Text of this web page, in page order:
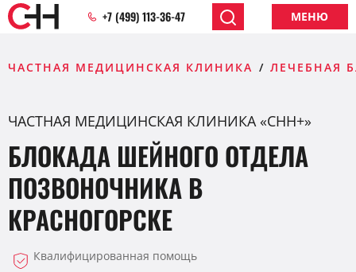
+7 (499) 113-36-47 МЕНЮ
ЧАСТНАЯ МЕДИЦИНСКАЯ КЛИНИКА ЛЕЧЕБНАЯ
ЧАСТНАЯ МЕДИЦИНСКАЯ КЛИНИКА «СНН+»
БЛОКАДА ШЕЙНОГО ОТДЕЛА
ПОЗВОНОЧНИКА В
КРАСНОГОРСКЕ
Квалифицированная помощь